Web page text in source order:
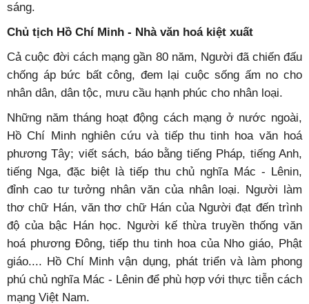
sáng.
Chủ tịch Hồ Chí Minh - Nhà văn hoá kiệt xuất
Cả cuộc đời cách mạng gần 80 năm, Người đã chiến đấu
chống áp bức bất công, đem lại cuộc sống ấm no cho
nhân dân, dân tộc, mưu cầu hạnh phúc cho nhân loại.
Những năm tháng hoạt động cách mạng ở nước ngoài,
Hồ Chí Minh nghiên cứu và tiếp thu tinh hoa văn hoá
phương Tây; viết sách, báo bằng tiếng Pháp, tiếng Anh,
tiếng Nga, đặc biệt là tiếp thu chủ nghĩa Mác - Lênin,
đỉnh cao tư tưởng nhân văn của nhân loại. Người làm
thơ chữ Hán, văn thơ chữ Hán của Người đạt đến trình
độ của bậc Hán học. Người kế thừa truyền thống văn
hoá phương Đông, tiếp thu tinh hoa của Nho giáo, Phật
giáo.... Hồ Chí Minh vận dụng, phát triển và làm phong
phú chủ nghĩa Mác - Lênin để phù hợp với thực tiễn cách
mạng Việt Nam.